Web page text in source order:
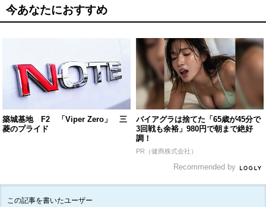
今あなたにおすすめ
築城基地 F2 「Viper Zero」 三
菱のプライド
バイアグラは捨てた「65歳が45分で
3回戦も余裕」980円で朝まで絶好
調！
PR（健商株式会社）
Recommended by
この記事を書いたユーザー